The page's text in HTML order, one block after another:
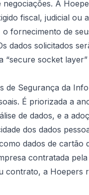
negociações. A
fiscal, judicial ou
fornecimento de
dados solicitados
“secure socket layer”
de Segurança da
É priorizada a
de dados, e a
dos dados
dados de cartão
contratada
contrato, a Hoepers